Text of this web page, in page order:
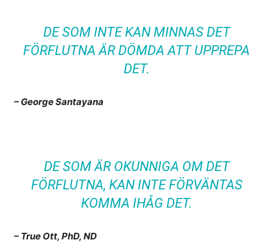
DE SOM INTE KAN MINNAS DET
FÖRFLUTNA ÄR DÖMDA ATT UPPREPA
DET.
– George Santayana
DE SOM ÄR OKUNNIGA OM DET
FÖRFLUTNA, KAN INTE FÖRVÄNTAS
KOMMA IHÅG DET.
– True Ott, PhD, ND